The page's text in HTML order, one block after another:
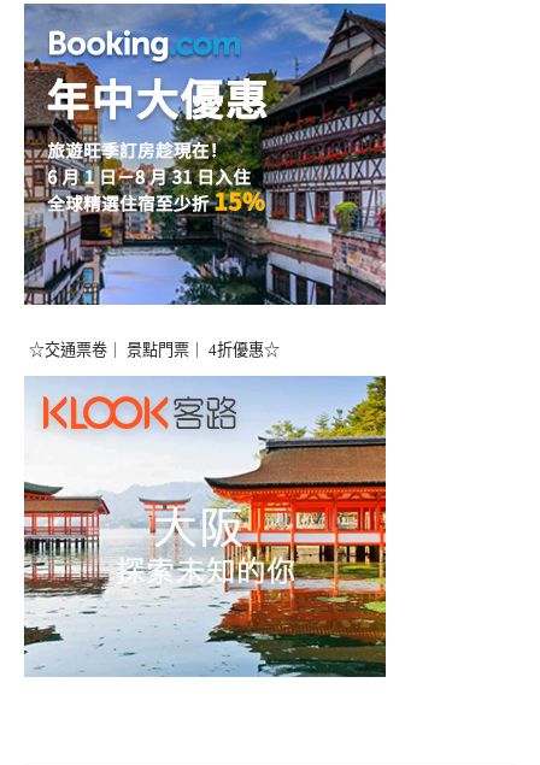
☆交通票卷｜ 景點門票｜ 4折優惠☆